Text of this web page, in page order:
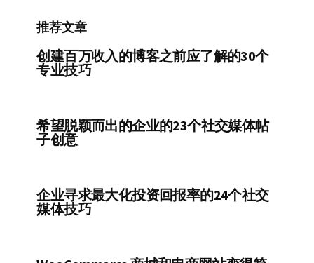
推荐文章
创建百万收入的博客之前应了解的30个
专业技巧
希望脱颖而出的企业的23个社交媒体帖
子创意
企业寻求最大化投资回报率的24个社交
媒体技巧